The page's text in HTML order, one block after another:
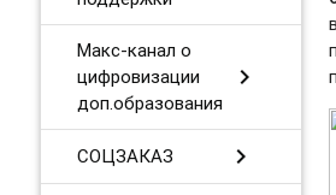
Макс-канал о
цифровизации
доп.образования
chevron_right
СОЦЗАКАЗ chevron_right